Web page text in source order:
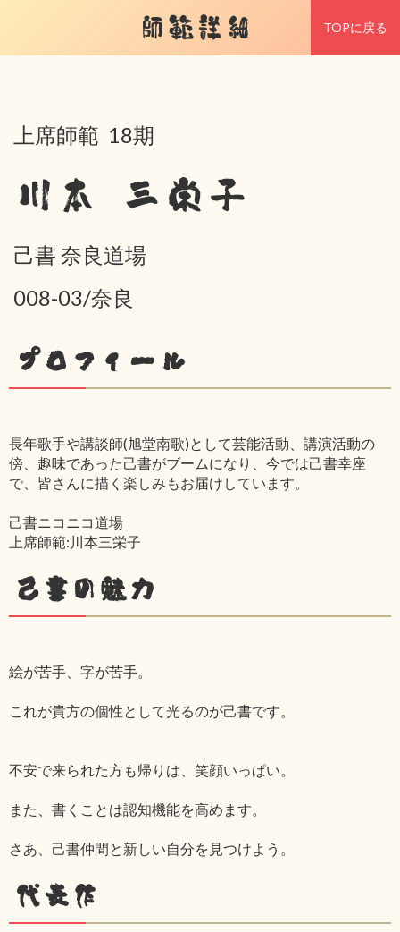
師範詳細 TOPに戻る
上席師範 18期
川本 三栄子
己書 奈良道場
008-03/奈良
プロフィール
長年歌手や講談師(旭堂南歌)として芸能活動、講演活動の
傍、趣味であった己書がブームになり、今では己書幸座
で、皆さんに描く楽しみもお届けしています。
己書ニコニコ道場
上席師範:川本三栄子
己書の魅力
絵が苦手、字が苦手。
これが貴方の個性として光るのが己書です。
不安で来られた方も帰りは、笑顔いっぱい。
また、書くことは認知機能を高めます。
さあ、己書仲間と新しい自分を見つけよう。
代表作